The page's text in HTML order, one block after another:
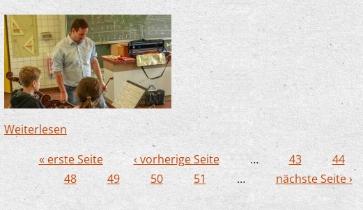
Weiterlesenüber Thorsten Schick informiert sich: So geht es der
Seiten
« erste Seite ‹ vorherige Seite … 43 44
48
49 50 51 … nächste Seite ›